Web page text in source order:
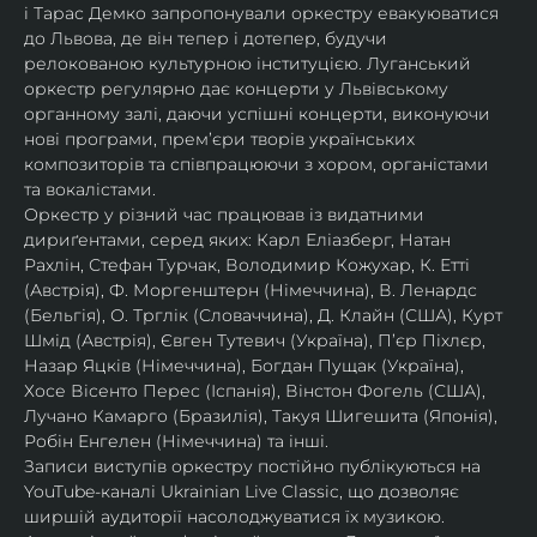
і Тарас Демко запропонували оркестру евакуюватися
до Львова, де він тепер і дотепер, будучи
релокованою культурною інституцією. Луганський
оркестр регулярно дає концерти у Львівському
органному залі, даючи успішні концерти, виконуючи
нові програми, прем’єри творів українських
композиторів та співпрацюючи з хором, органістами
та вокалістами.
Оркестр у різний час працював із видатними
дириґентами, серед яких: Карл Еліазберг, Натан
Рахлін, Стефан Турчак, Володимир Кожухар, К. Етті
(Австрія), Ф. Моргенштерн (Німеччина), В. Ленардс
(Бельгія), О. Трглік (Словаччина), Д. Клайн (США), Курт
Шмід (Австрія), Євген Тутевич (Україна), П’єр Піхлєр,
Назар Яцків (Німеччина), Богдан Пущак (Україна),
Хосе Вісенто Перес (Іспанія), Вінстон Фогель (США),
Лучано Камарго (Бразилія), Такуя Шигешита (Японія),
Робін Енгелен (Німеччина) та інші.
Записи виступів оркестру постійно публікуються на
YouTube-каналі Ukrainian Live Classic, що дозволяє
ширшій аудиторії насолоджуватися їх музикою​.